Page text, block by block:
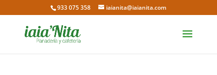
933 075 358 iaianita@iaianita.com